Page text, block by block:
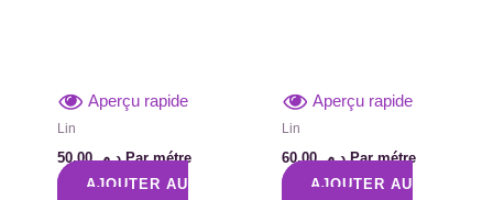
Aperçu rapide
Lin
د.م.50,00
Par métre
AJOUTER AU
Aperçu rapide
Lin
د.م.60,00
Par métre
AJOUTER AU